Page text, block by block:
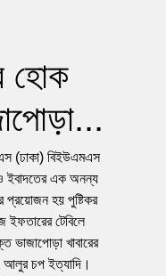
হোক
(ঢাকা) বিইউএমএস
ইবাদতের এক অনন্য
প্রয়োজন হয় পুষ্টিকর
টেবিলে
ভাজাপোড়া খাবারের
আলুর চপ ইত্যাদি।